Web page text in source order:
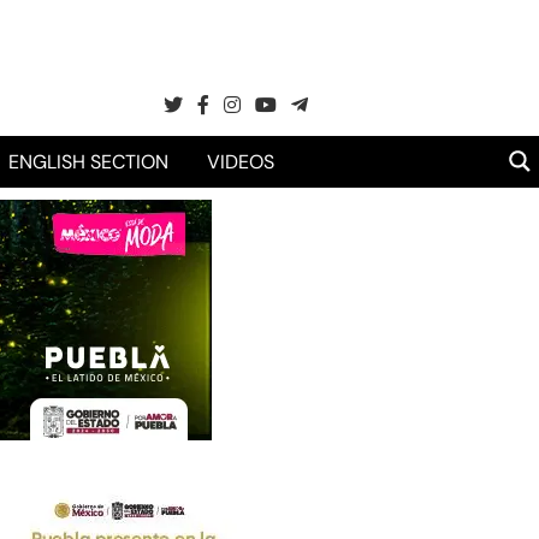
ENGLISH SECTION VIDEOS